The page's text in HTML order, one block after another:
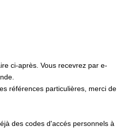
ci-après. Vous recevrez par e-
références particulières, merci de
des codes d'accés personnels à